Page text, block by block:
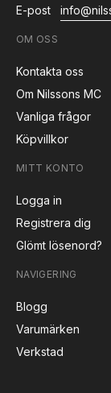
E-post
OM OSS
Kontakta oss
Om Nilssons MC
Vanliga frågor
Köpvillkor
MITT KONTO
Logga in
Registrera dig
Glömt lösenord?
NAVIGERING
Blogg
Varumärken
Verkstad